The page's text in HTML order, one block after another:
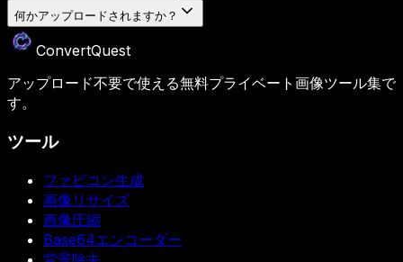
何かアップロードされますか？
ConvertQuest
アップロード不要で使える無料プライベート画像ツール集で
す。
ツール
ファビコン生成
画像リサイズ
画像圧縮
Base64エンコーダー